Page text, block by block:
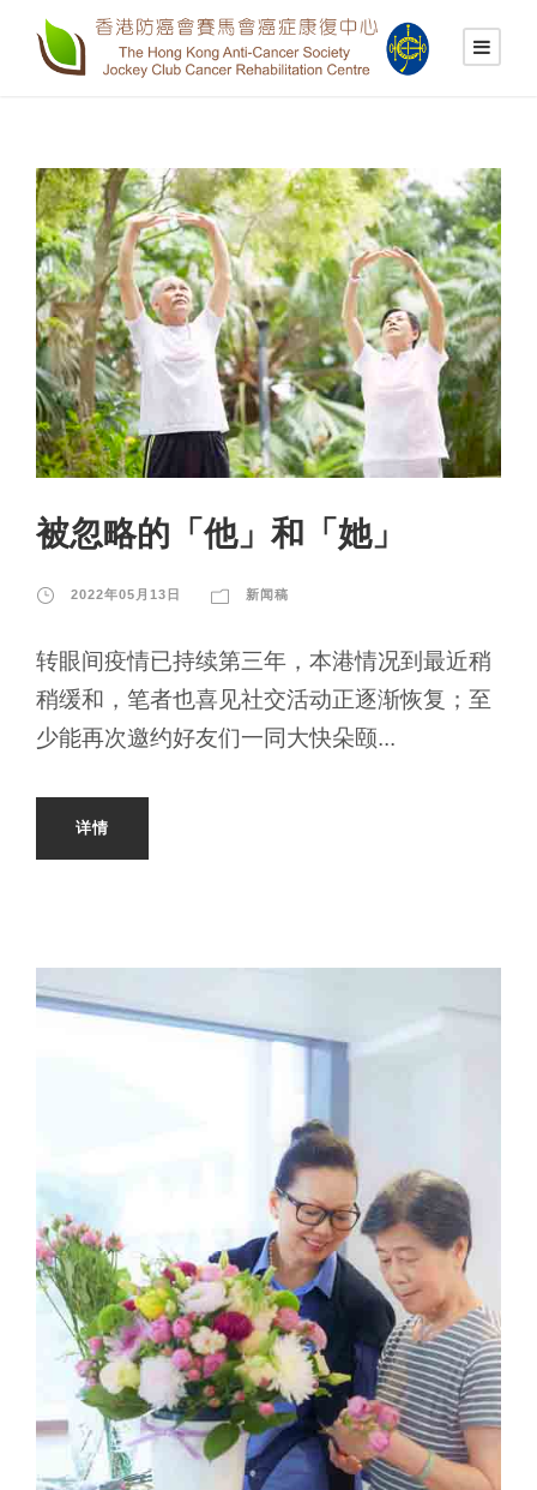
被忽略的「他」和「她」
2022年05月13日 新闻稿
转眼间疫情已持续第三年，本港情况到最近稍
稍缓和，笔者也喜见社交活动正逐渐恢复；至
少能再次邀约好友们一同大快朵颐...
详情